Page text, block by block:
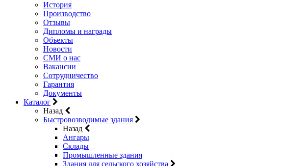
История
Производство
Отзывы
Дипломы и награды
Объекты
Новости
СМИ о нас
Вакансии
Сотрудничество
Гарантия
Документы
Каталог
Назад
Быстровозводимые здания
Назад
Ангары
Склады
Промышленные здания
Здания для сельского хозяйства